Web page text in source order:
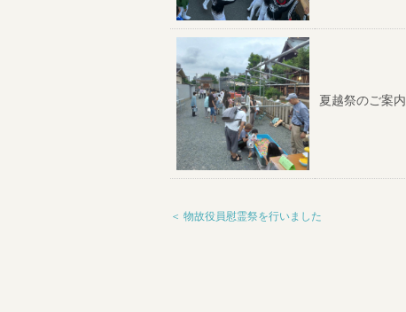
夏越祭のご案内
＜ 物故役員慰霊祭を行いました